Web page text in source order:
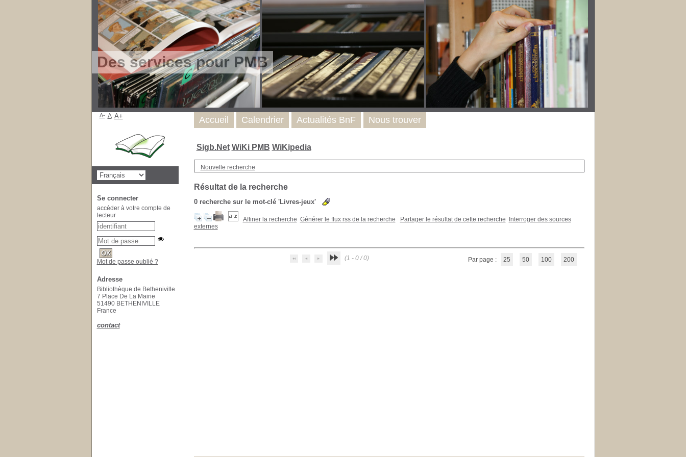
Des services pour PMB
Sigb.Net WiKi PMB WiKipedia
Nouvelle recherche
Résultat de la recherche
0recherche sur le mot-clé 'Livres-jeux'
Affiner la recherche Générer le flux rss de la recherche Partager le résultat de cette recherche
Interroger des sources
externes
(1 - 0 / 0) Par page : 25 50 100 200
Accueil Calendrier Actualités BnF Nous trouver
A- A A+
Se connecter
accéder à votre compte de
lecteur
Mot de passe oublié ?
Adresse
Bibliothèque de Betheniville
7 Place De La Mairie
51490 BETHENIVILLE
France
contact